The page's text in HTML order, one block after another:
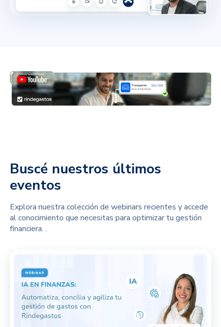
Buscé nuestros últimos
eventos
Explora nuestra colección de webinars recientes y accede
al conocimiento que necesitas para optimizar tu gestión
financiera. .